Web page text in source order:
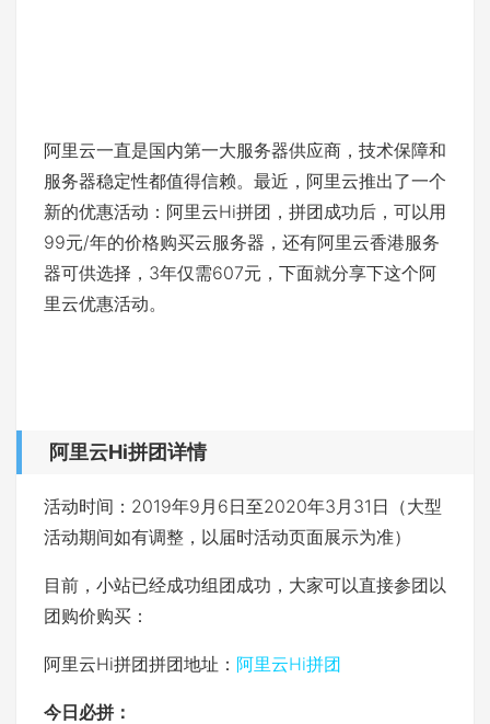
阿里云一直是国内第一大服务器供应商，技术保障和
服务器稳定性都值得信赖。最近，阿里云推出了一个
新的优惠活动：阿里云Hi拼团，拼团成功后，可以用
99元/年的价格购买云服务器，还有阿里云香港服务
器可供选择，3年仅需607元，下面就分享下这个阿
里云优惠活动。
阿里云Hi拼团详情
活动时间：2019年9月6日至2020年3月31日（大型
活动期间如有调整，以届时活动页面展示为准）
目前，小站已经成功组团成功，大家可以直接参团以
团购价购买：
阿里云Hi拼团拼团地址： 阿里云Hi拼团
今日必拼：